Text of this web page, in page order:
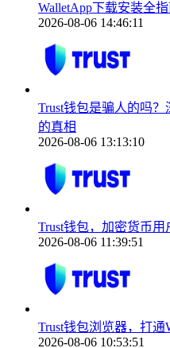
WalletApp下载安装全
2026-08-06 14:46:11
Trust钱包是骗人的吗
的真相
2026-08-06 13:13:10
Trust钱包，加密货币
2026-08-06 11:39:51
Trust钱包浏览器，打通
2026-08-06 10:53:51